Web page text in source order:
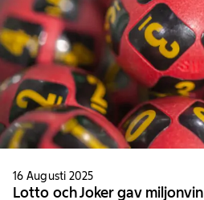
16 Augusti 2025
Lotto och Joker gav